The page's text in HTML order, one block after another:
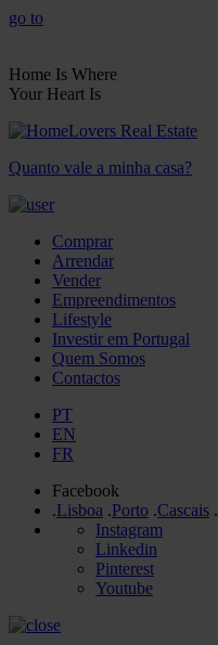
go to
Home Is Where
Your Heart Is
Quanto vale a minha casa?
Comprar
Arrendar
Vender
Empreendimentos
Lifestyle
Investir em Portugal
Quem Somos
Contactos
PT
EN
FR
Facebook
.Lisboa .Porto .Cascais .
Instagram
Linkedin
Pinterest
Youtube